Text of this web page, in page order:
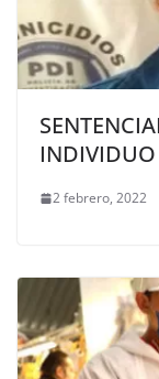
2 febrero, 2022